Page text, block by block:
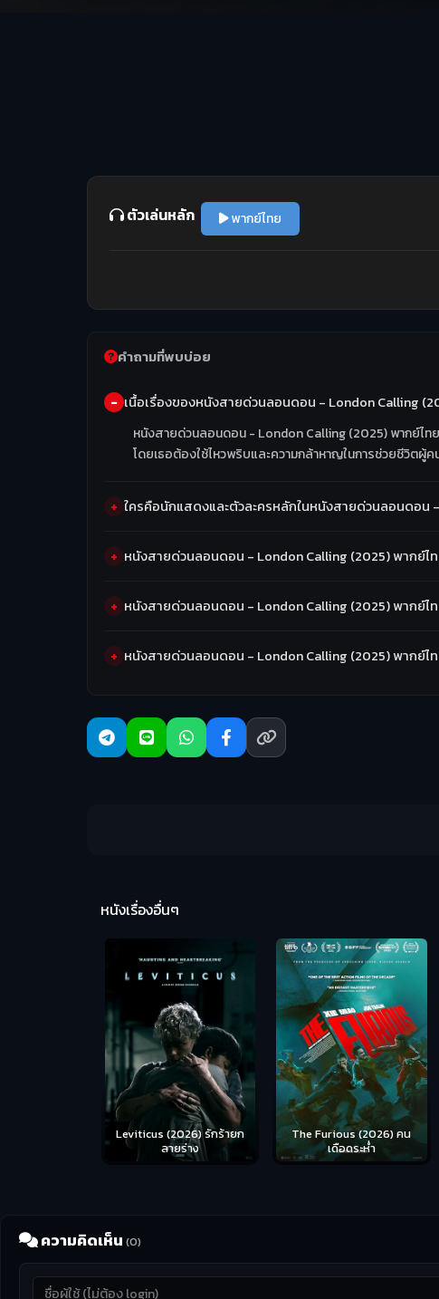
ตัวเล่นหลัก พากย์ไทย
คำถามที่พบบ่อย
เนื้อเรื่องของหนังสายด่วนลอนดอน - London Calling
หนังสายด่วนลอนดอน - London Calling (2025) พากย์ไท
โดยเธอต้องใช้ไหวพริบและความกล้าหาญในการช่วยชีวิตผู้
ใครคือนักแสดงและตัวละครหลักในหนังสายด่วนลอนดอน
หนังสายด่วนลอนดอน - London Calling (2025) พากย์ไท
หนังสายด่วนลอนดอน - London Calling (2025) พากย์ไท
หนังสายด่วนลอนดอน - London Calling (2025) พากย์ไท
หนังเรื่องอื่นๆ
Leviticus (2026) รักร้ายก
ลายร่าง
The Furious (2026) คน
เดือดระห่ำ
ความคิดเห็น (0)